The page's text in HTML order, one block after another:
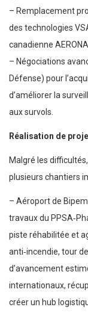
– Remplacement
des technologies
canadienne
– Négociations
Défense) pour
d’améliorer la
aux survols.
Réalisation de
Malgré les
plusieurs chantiers
– Aéroport de
travaux du
piste réhabilitée et
anti‑incendie, tour
d’avancement
internationaux,
créer un hub